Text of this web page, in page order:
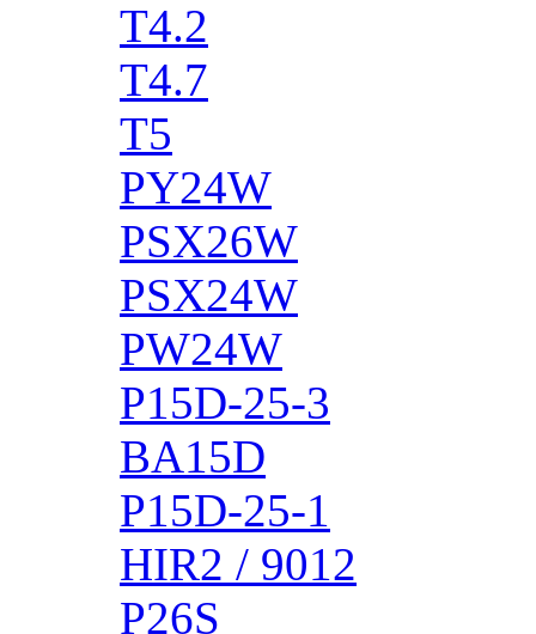
T4.2
T4.7
T5
PY24W
PSX26W
PSX24W
PW24W
P15D-25-3
BA15D
P15D-25-1
HIR2 / 9012
P26S